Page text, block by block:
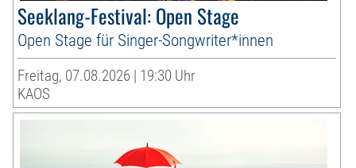
Seeklang-Festival: Open Stage
Open Stage für Singer-Songwriter*innen
Freitag, 07.08.2026 | 19:30 Uhr
KAOS